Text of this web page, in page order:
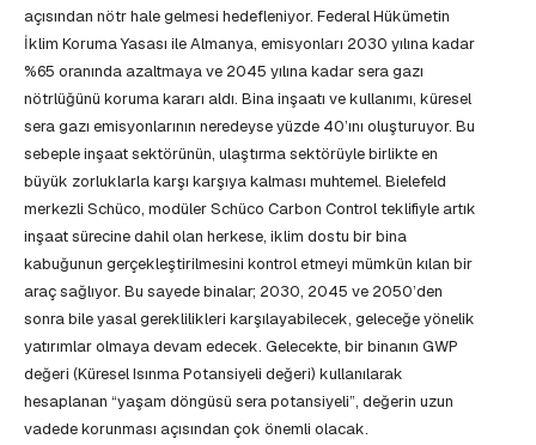
açısından nötr hale gelmesi hedefleniyor. Federal Hükümetin
İklim Koruma Yasası ile Almanya, emisyonları 2030 yılına kadar
%65 oranında azaltmaya ve 2045 yılına kadar sera gazı
nötrlüğünü koruma kararı aldı. Bina inşaatı ve kullanımı, küresel
sera gazı emisyonlarının neredeyse yüzde 40’ını oluşturuyor. Bu
sebeple inşaat sektörünün, ulaştırma sektörüyle birlikte en
büyük zorluklarla karşı karşıya kalması muhtemel. Bielefeld
merkezli Schüco, modüler Schüco Carbon Control teklifiyle artık
inşaat sürecine dahil olan herkese, iklim dostu bir bina
kabuğunun gerçekleştirilmesini kontrol etmeyi mümkün kılan bir
araç sağlıyor. Bu sayede binalar; 2030, 2045 ve 2050’den
sonra bile yasal gereklilikleri karşılayabilecek, geleceğe yönelik
yatırımlar olmaya devam edecek. Gelecekte, bir binanın GWP
değeri (Küresel Isınma Potansiyeli değeri) kullanılarak
hesaplanan “yaşam döngüsü sera potansiyeli”, değerin uzun
vadede korunması açısından çok önemli olacak.